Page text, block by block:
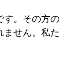
す。その方の
ません。私た